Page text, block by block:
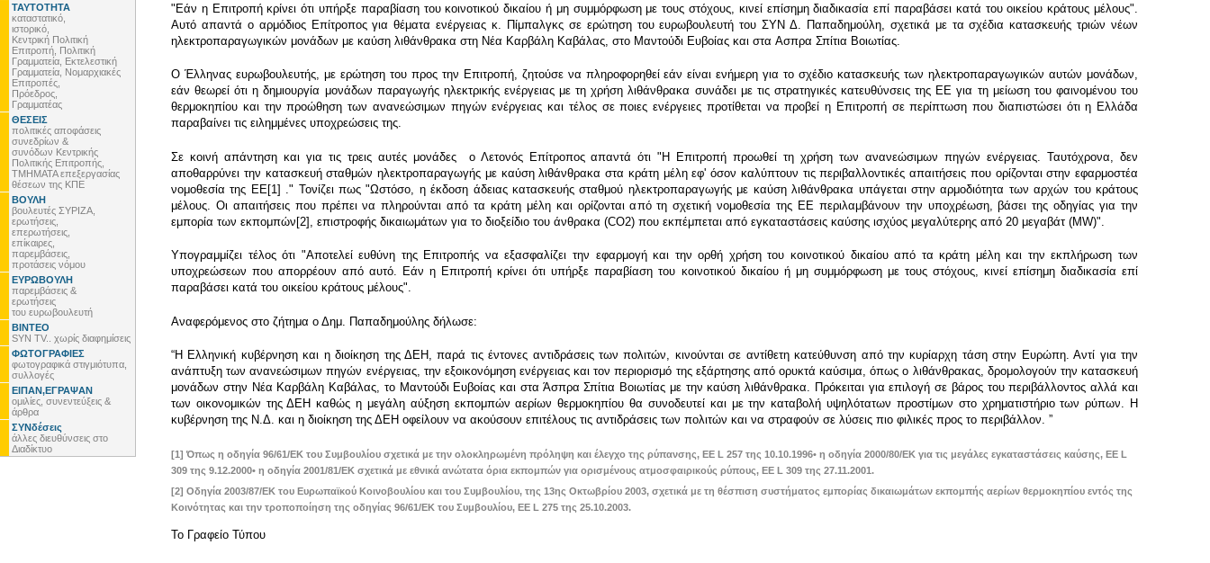
ΤΑΥΤΟΤΗΤΑ
καταστατικό,
ιστορικό,
Κεντρική Πολιτική
Επιτροπή, Πολιτική
Γραμματεία, Εκτελεστική
Γραμματεία, Νομαρχιακές
Επιτροπές,
Πρόεδρος,
Γραμματέας
ΘΕΣΕΙΣ
πολιτικές αποφάσεις
συνεδρίων &
συνόδων Κεντρικής
Πολιτικής Επιτροπής,
ΤΜΗΜΑΤΑ επεξεργασίας
θέσεων της ΚΠΕ
ΒΟΥΛΗ
βουλευτές ΣΥΡΙΖΑ,
ερωτήσεις,
επερωτήσεις,
επίκαιρες,
παρεμβάσεις,
προτάσεις νόμου
ΕΥΡΩΒΟΥΛΗ
παρεμβάσεις &
ερωτήσεις
του ευρωβουλευτή
ΒΙΝΤΕΟ
SYN TV.. χωρίς διαφημίσεις
ΦΩΤΟΓΡΑΦΙΕΣ
φωτογραφικά στιγμιότυπα,
συλλογές
ΕΙΠΑΝ,ΕΓΡΑΨΑΝ
ομιλίες, συνεντεύξεις &
άρθρα
ΣΥΝδέσεις
άλλες διευθύνσεις στο
Διαδίκτυο
"Εάν η Επιτροπή κρίνει ότι υπήρξε παραβίαση του κοινοτικού δικαίου ή μη συμμόρφωση με τους στόχους, κινεί επίσημη διαδικασία επί παραβάσει κατά του οικείου κράτους μέλους".
Αυτό απαντά ο αρμόδιος Επίτροπος για θέματα ενέργειας κ. Πίμπαλγκς σε ερώτηση του ευρωβουλευτή του ΣΥΝ Δ. Παπαδημούλη, σχετικά με τα σχέδια κατασκευής τριών νέων
ηλεκτροπαραγωγικών μονάδων με καύση λιθάνθρακα στη Νέα Καρβάλη Καβάλας, στο Mαντούδι Ευβοίας και στα Aσπρα Σπίτια Bοιωτίας.
O Έλληνας ευρωβουλευτής, με ερώτηση του προς την Επιτροπή, ζητούσε να πληροφορηθεί εάν είναι ενήμερη για το σχέδιο κατασκευής των ηλεκτροπαραγωγικών αυτών μονάδων,
εάν θεωρεί ότι η δημιουργία μονάδων παραγωγής ηλεκτρικής ενέργειας με τη χρήση λιθάνθρακα συνάδει με τις στρατηγικές κατευθύνσεις της ΕΕ για τη μείωση του φαινομένου του
θερμοκηπίου και την προώθηση των ανανεώσιμων πηγών ενέργειας και τέλος σε ποιες ενέργειες προτίθεται να προβεί η Επιτροπή σε περίπτωση που διαπιστώσει ότι η Ελλάδα
παραβαίνει τις ειλημμένες υποχρεώσεις της.
Σε κοινή απάντηση και για τις τρεις αυτές μονάδες ο Λετονός Επίτροπος απαντά ότι "Η Επιτροπή προωθεί τη χρήση των ανανεώσιμων πηγών ενέργειας. Ταυτόχρονα, δεν
αποθαρρύνει την κατασκευή σταθμών ηλεκτροπαραγωγής με καύση λιθάνθρακα στα κράτη μέλη εφ' όσον καλύπτουν τις περιβαλλοντικές απαιτήσεις που ορίζονται στην εφαρμοστέα
νομοθεσία της ΕΕ[1] ." Τονίζει πως "Ωστόσο, η έκδοση άδειας κατασκευής σταθμού ηλεκτροπαραγωγής με καύση λιθάνθρακα υπάγεται στην αρμοδιότητα των αρχών του κράτους
μέλους. Οι απαιτήσεις που πρέπει να πληρούνται από τα κράτη μέλη και ορίζονται από τη σχετική νομοθεσία της ΕΕ περιλαμβάνουν την υποχρέωση, βάσει της οδηγίας για την
εμπορία των εκπομπών[2], επιστροφής δικαιωμάτων για το διοξείδιο του άνθρακα (CO2) που εκπέμπεται από εγκαταστάσεις καύσης ισχύος μεγαλύτερης από 20 μεγαβάτ (MW)".
Υπογραμμίζει τέλος ότι "Αποτελεί ευθύνη της Επιτροπής να εξασφαλίζει την εφαρμογή και την ορθή χρήση του κοινοτικού δικαίου από τα κράτη μέλη και την εκπλήρωση των
υποχρεώσεων που απορρέουν από αυτό. Εάν η Επιτροπή κρίνει ότι υπήρξε παραβίαση του κοινοτικού δικαίου ή μη συμμόρφωση με τους στόχους, κινεί επίσημη διαδικασία επί
παραβάσει κατά του οικείου κράτους μέλους".
Aναφερόμενος στο ζήτημα ο Δημ. Παπαδημούλης δήλωσε:
“H Ελληνική κυβέρνηση και η διοίκηση της ΔΕH, παρά τις έντονες αντιδράσεις των πολιτών, κινούνται σε αντίθετη κατεύθυνση από την κυρίαρχη τάση στην Ευρώπη. Αντί για την
ανάπτυξη των ανανεώσιμων πηγών ενέργειας, την εξοικονόμηση ενέργειας και τον περιορισμό της εξάρτησης από ορυκτά καύσιμα, όπως ο λιθάνθρακας, δρομολογούν την κατασκευή
μονάδων στην Νέα Kαρβάλη Kαβάλας, το Mαντούδι Ευβοίας και στα Άσπρα Σπίτια Βοιωτίας με την καύση λιθάνθρακα. Πρόκειται για επιλογή σε βάρος του περιβάλλοντος αλλά και
των οικονομικών της ΔΕH καθώς η μεγάλη αύξηση εκπομπών αερίων θερμοκηπίου θα συνοδευτεί και με την καταβολή υψηλότατων προστίμων στο χρηματιστήριο των ρύπων. H
κυβέρνηση της N.Δ. και η διοίκηση της ΔΕH οφείλουν να ακούσουν επιτέλους τις αντιδράσεις των πολιτών και να στραφούν σε λύσεις πιο φιλικές προς το περιβάλλον. ”
[1] Όπως η οδηγία 96/61/ΕΚ του Συμβουλίου σχετικά με την ολοκληρωμένη πρόληψη και έλεγχο της ρύπανσης, ΕΕ L 257 της 10.10.1996• η οδηγία 2000/80/ΕΚ για τις μεγάλες εγκαταστάσεις καύσης, ΕΕ L
309 της 9.12.2000• η οδηγία 2001/81/ΕΚ σχετικά με εθνικά ανώτατα όρια εκπομπών για ορισμένους ατμοσφαιρικούς ρύπους, ΕΕ L 309 της 27.11.2001.
[2] Οδηγία 2003/87/ΕΚ του Ευρωπαϊκού Κοινοβουλίου και του Συμβουλίου, της 13ης Οκτωβρίου 2003, σχετικά με τη θέσπιση συστήματος εμπορίας δικαιωμάτων εκπομπής αερίων θερμοκηπίου εντός της
Κοινότητας και την τροποποίηση της οδηγίας 96/61/ΕΚ του Συμβουλίου, ΕΕ L 275 της 25.10.2003.
To Γραφείο Τύπου